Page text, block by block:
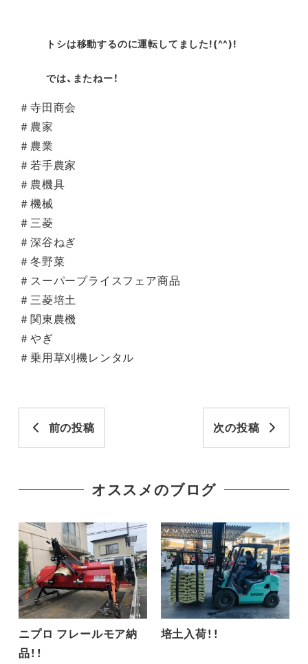
トシは移動するのに運転してました!(^^)!
では、またねー！
＃寺田商会
＃農家
＃農業
＃若手農家
＃農機具
＃機械
＃三菱
＃深谷ねぎ
＃冬野菜
＃スーパープライスフェア商品
＃三菱培土
＃関東農機
＃やぎ
＃乗用草刈機レンタル
前の投稿 次の投稿
オススメのブログ
ニプロ フレールモア納
品！！
培土入荷！！